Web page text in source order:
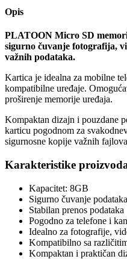
Opis
PLATOON Micro SD
sigurno čuvanje fotografija,
važnih podataka.
Kartica je idealna za mobilne
kompatibilne uređaje.
proširenje memorije uređaja.
Kompaktan dizajn i pouzdane
karticu pogodnom za
sigurnosne kopije važnih
Karakteristike
Kapacitet: 8GB
Sigurno čuvanje podataka
Stabilan prenos podataka
Pogodno za telefone i
Idealno za fotografije,
Kompatibilno sa
Kompaktan i praktičan